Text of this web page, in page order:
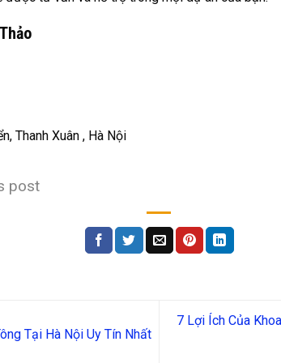
Thanh Xuân , Hà Nội
post
Tại Hà Nội Uy Tín Nhất
7 Lợi Ích Của